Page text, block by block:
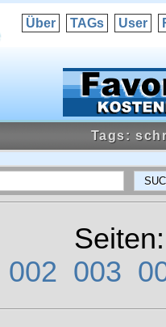
Über TAGs User
Tags:
002 003